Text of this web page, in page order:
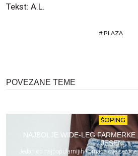
Tekst: A.L.
#PLAZA
POVEZANE TEME
ŠOPING
NAJBOLJE WIDE-LEG
JESENI
Jedan od najpopularnijih komada ove